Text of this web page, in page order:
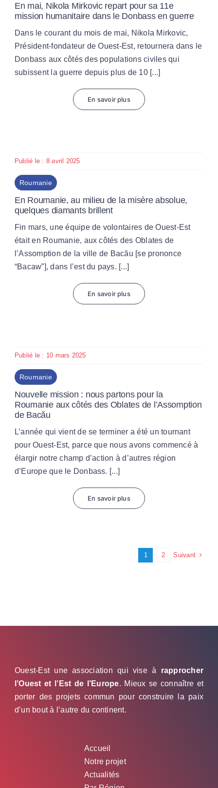
En mai, Nikola Mirkovic repart pour sa 11e
mission humanitaire dans le Donbass en guerre
Dans le courant du mois de mai, Nikola Mirkovic,
Président-fondateur de Ouest-Est, retournera dans le
Donbass aux côtés des populations civiles qui
subissent la guerre depuis plus de 10 [...]
En savoir plus
Publié le : 8 avril 2025
Roumanie
En Roumanie, au milieu de la misère absolue,
quelques diamants brillent
Fin mars, une équipe de volontaires de Ouest-Est
était en Roumanie, aux côtés des Oblates de
l’Assomption de la ville de Bacău [se prononce
“Bacaw”], dans l’est du pays. [...]
En savoir plus
Publié le : 10 mars 2025
Roumanie
Nouvelle mission : nous partons pour la
Roumanie aux côtés des Oblates de l’Assomption
de Bacău
L’année qui vient de se terminer a été un tournant
pour Ouest-Est, parce que nous avons commencé à
élargir notre champ d’action à d’autres région
d’Europe que le Donbass. [...]
En savoir plus
1 2 Suivant
Ouest-Est une association qui vise à rapprocher
l’Ouest et l’Est de l’Europe. Mieux se connaître et
porter des projets commun pour construire la paix
d’un bout à l’autre du continent.
Accueil
Notre projet
Actualités